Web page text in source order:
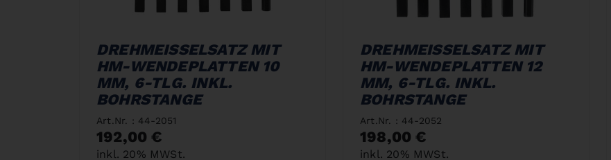
DREHMEISSELSATZ MIT
HM-WENDEPLATTEN 10
MM, 6-TLG. INKL.
BOHRSTANGE
Art.Nr. : 44-2051
192,00 €
inkl. 20% MWSt.
DREHMEISSELSATZ MIT
HM-WENDEPLATTEN 12
MM, 6-TLG. INKL.
BOHRSTANGE
Art.Nr. : 44-2052
198,00 €
inkl. 20% MWSt.